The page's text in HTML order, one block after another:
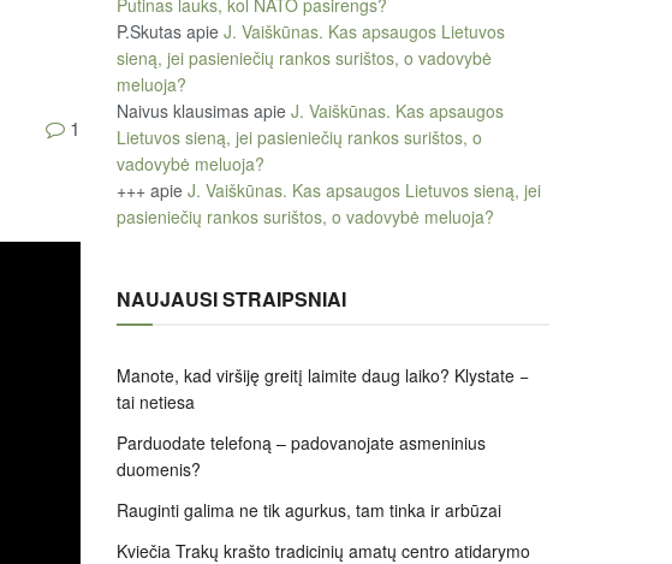
1
Putinas lauks, kol NATO pasirengs?
P.Skutas apie J. Vaiškūnas. Kas apsaugos Lietuvos
sieną, jei pasieniečių rankos surištos, o vadovybė
meluoja?
Naivus klausimas apie J. Vaiškūnas. Kas apsaugos
Lietuvos sieną, jei pasieniečių rankos surištos, o
vadovybė meluoja?
+++ apie J. Vaiškūnas. Kas apsaugos Lietuvos sieną, jei
pasieniečių rankos surištos, o vadovybė meluoja?
NAUJAUSI STRAIPSNIAI
Manote, kad viršiję greitį laimite daug laiko? Klystate −
tai netiesa
Parduodate telefoną – padovanojate asmeninius
duomenis?
Rauginti galima ne tik agurkus, tam tinka ir arbūzai
Kviečia Trakų krašto tradicinių amatų centro atidarymo